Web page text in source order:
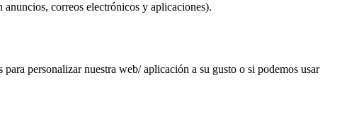
correos electrónicos y aplicaciones).
personalizar nuestra web/ aplicación a su gusto o si podemos usar